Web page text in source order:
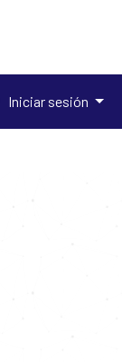
Iniciar sesión